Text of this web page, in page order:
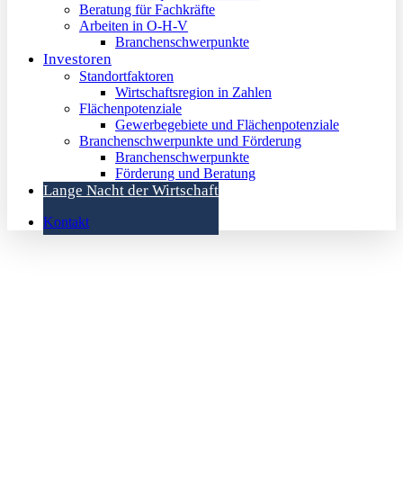
Beratung für Fachkräfte
Arbeiten in O-H-V
Branchenschwerpunkte
Investoren
Standortfaktoren
Wirtschaftsregion in Zahlen
Flächenpotenziale
Gewerbegebiete und Flächenpotenziale
Branchenschwerpunkte und Förderung
Branchenschwerpunkte
Förderung und Beratung
Lange Nacht der Wirtschaft
Kontakt